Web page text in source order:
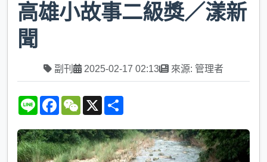
高雄小故事二級獎／漾新
聞
副刊 2025-02-17 02:13 來源: 管理者
L
e
F
e
b
o
o
W
h
a
t
X
r
e